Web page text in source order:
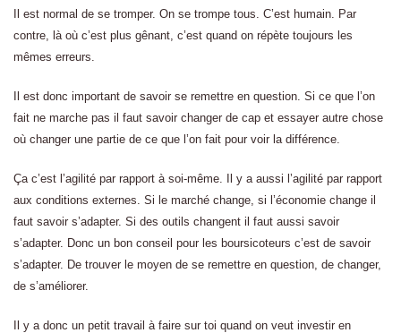
Il est normal de se tromper. On se trompe tous. C’est humain. Par
contre, là où c’est plus gênant, c’est quand on répète toujours les
mêmes erreurs.
Il est donc important de savoir se remettre en question. Si ce que l’on
fait ne marche pas il faut savoir changer de cap et essayer autre chose
où changer une partie de ce que l’on fait pour voir la différence.
Ça c’est l’agilité par rapport à soi-même. Il y a aussi l’agilité par rapport
aux conditions externes. Si le marché change, si l’économie change il
faut savoir s’adapter. Si des outils changent il faut aussi savoir
s’adapter. Donc un bon conseil pour les boursicoteurs c’est de savoir
s’adapter. De trouver le moyen de se remettre en question, de changer,
de s’améliorer.
Il y a donc un petit travail à faire sur toi quand on veut investir en